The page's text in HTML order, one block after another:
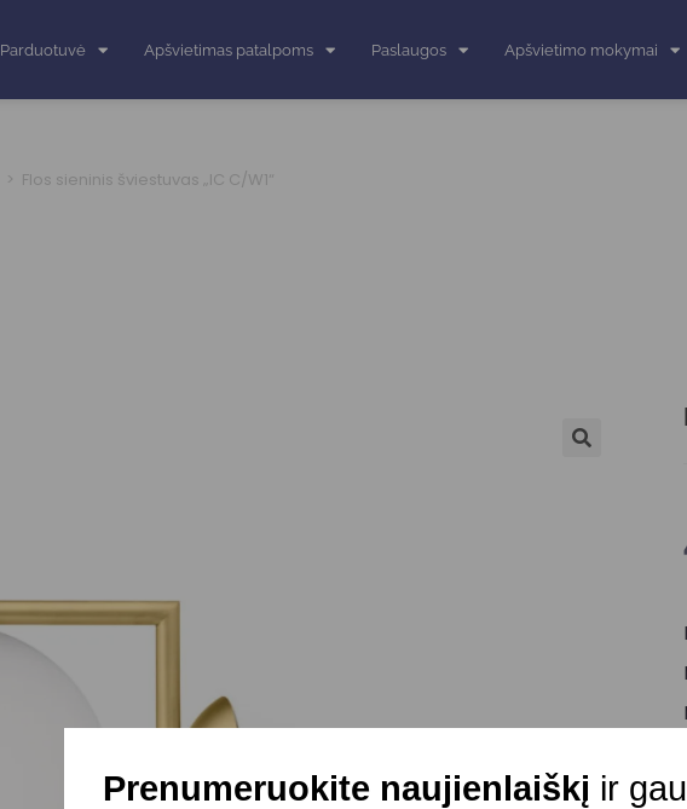
Parduotuvė Apšvietimas patalpoms Paslaugos Apšvietimo mokymai
> Flos sieninis šviestuvas „IC C/W1“
Prenumeruokite naujienlaiškį ir